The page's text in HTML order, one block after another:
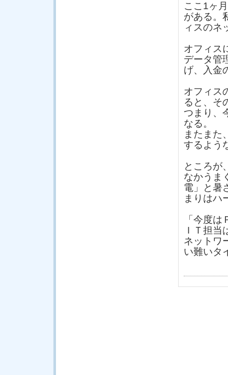
ここ1ヶ
がある。
ィスのネ
オフィス
データ管
げ、入金
オフィス
ると、そ
つまり、
なる。
またまた
するよう
ところが
なかうま
電」と暑
まりはハ
「今度
ＩＴ担
ネットワ
い難いタ